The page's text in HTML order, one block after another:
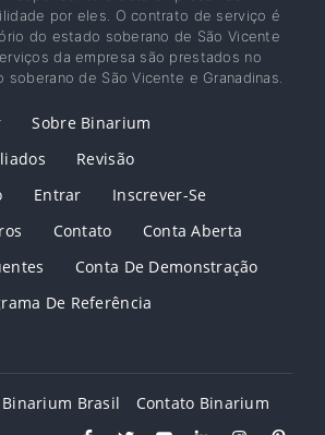
por eles. O contrato de serviço é
do estado soberano de São Vicente
da empresa são prestados no
de São Vicente e Granadinas.
Sobre Binarium
Revisão
Entrar
Inscrever-Se
Contato
Conta Aberta
Conta De Demonstração
De Referência
Brasil Contato Binarium